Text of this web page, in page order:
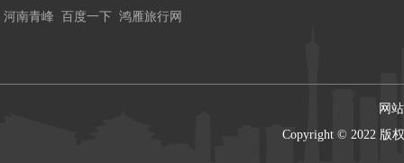
河南青峰 百度一下 鸿雁旅行网
网
Copyright © 2022 版